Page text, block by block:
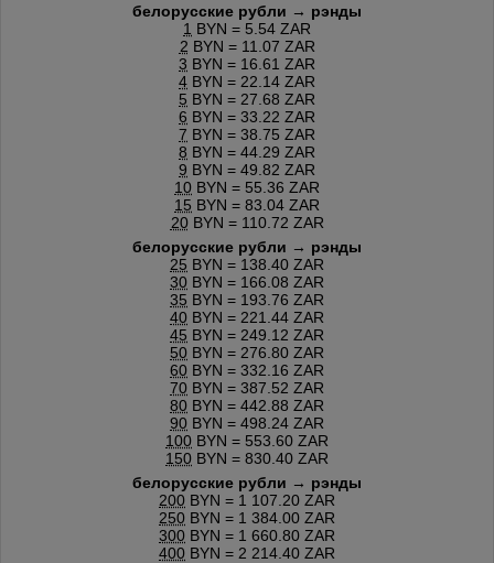
белорусские рубли → рэнды
1 BYN = 5.54 ZAR
2 BYN = 11.07 ZAR
3 BYN = 16.61 ZAR
4 BYN = 22.14 ZAR
5 BYN = 27.68 ZAR
6 BYN = 33.22 ZAR
7 BYN = 38.75 ZAR
8 BYN = 44.29 ZAR
9 BYN = 49.82 ZAR
10 BYN = 55.36 ZAR
15 BYN = 83.04 ZAR
20BYN = 110.72 ZAR
белорусские рубли → рэнды
25 BYN = 138.40 ZAR
30 BYN = 166.08 ZAR
35 BYN = 193.76 ZAR
40 BYN = 221.44 ZAR
45 BYN = 249.12 ZAR
50 BYN = 276.80 ZAR
60 BYN = 332.16 ZAR
70 BYN = 387.52 ZAR
80 BYN = 442.88 ZAR
90 BYN = 498.24 ZAR
100 BYN = 553.60 ZAR
150 BYN = 830.40 ZAR
белорусские рубли → рэнды
200 BYN = 1 107.20 ZAR
250 BYN = 1 384.00 ZAR
300 BYN = 1 660.80 ZAR
400 BYN = 2 214.40 ZAR